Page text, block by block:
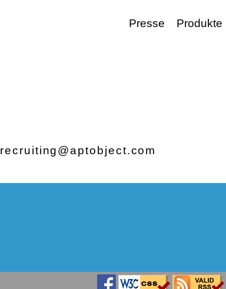
Presse Produkte
recruiting@aptobject.com